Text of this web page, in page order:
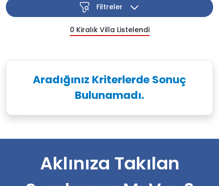
0 Kiralık Villa Listelendi
Filtreler
Aradığınız Kriterlerde Sonuç
Bulunamadı.
Aklınıza Takılan